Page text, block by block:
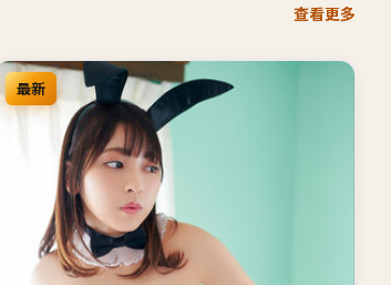
查看更多
最新